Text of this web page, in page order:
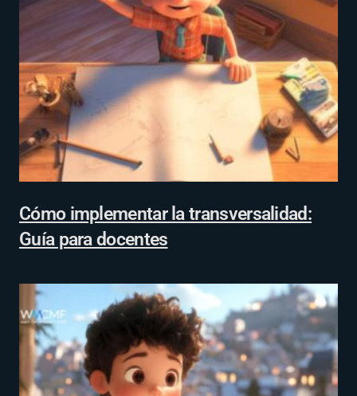
Cómo implementar la transversalidad:
Guía para docentes